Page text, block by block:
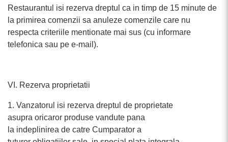
Restaurantul isi rezerva dreptul ca in timp de 15 minute de
la primirea comenzii sa anuleze comenzile care nu
respecta criteriile mentionate mai sus (cu informare
telefonica sau pe e-mail).
VI. Rezerva proprietatii
1. Vanzatorul isi rezerva dreptul de proprietate
asupra oricaror produse vandute pana
la indeplinirea de catre Cumparator a